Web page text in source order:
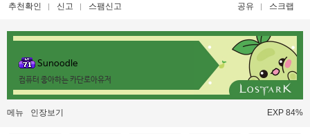
추천확인 신고 스팸신고 공유 스크랩
Sunoodle
컴퓨터 좋아하는 카단로아유저
메뉴 인장보기 EXP 84%